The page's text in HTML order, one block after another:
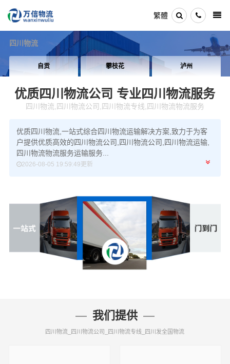
繁體
四川物流
自贡 攀枝花 泸州
优质四川物流公司 专业四川物流服务
四川物流,四川物流公司,四川物流专线,四川物流物流服务
优质四川物流,一站式综合四川物流运输解决方案,致力于为客
户提供优质高效的四川物流公司,四川物流公司,四川物流运输,
四川物流物流服务运输服务...
2026-08-05 19:59:49更新
我们提供
四川物流_四川物流公司_四川物流专线_四川发全国物流